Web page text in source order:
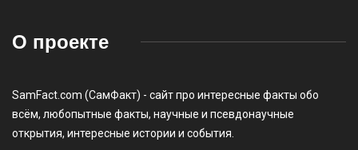
О проекте
SamFact.com (СамФакт) - сайт про интересные факты обо
всём, любопытные факты, научные и псевдонаучные
открытия, интересные истории и события.